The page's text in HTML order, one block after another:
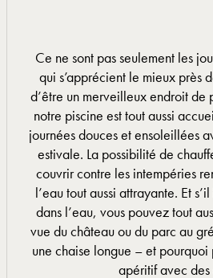
Ce ne sont pas seulement les
qui s’apprécient le mieux près
d’être un merveilleux endroit
notre piscine est tout aussi
journées douces et ensoleillées
estivale. La possibilité de
couvrir contre les intempéries
l’eau tout aussi attrayante. Et
dans l’eau, vous pouvez tout
vue du château ou du parc au
une chaise longue – et
apéritif avec des